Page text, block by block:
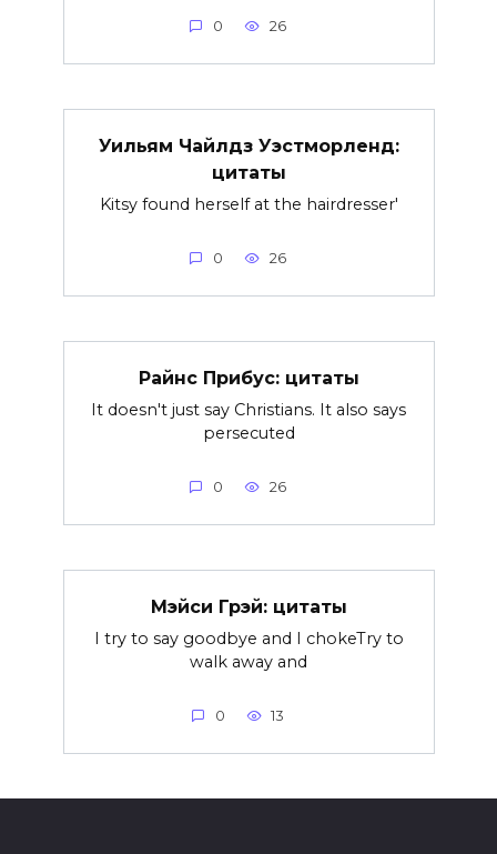
0 26
Уильям Чайлдз Уэстморленд:
цитаты
Kitsy found herself at the hairdresser'
0 26
Райнс Прибус: цитаты
It doesn't just say Christians. It also says
persecuted
0 26
Мэйси Грэй: цитаты
I try to say goodbye and I chokeTry to
walk away and
0 13